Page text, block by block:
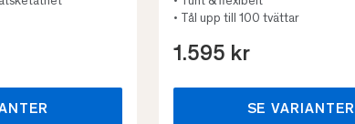
• Tål upp till 100 tvättar
1.595 kr
SE VARIANTER